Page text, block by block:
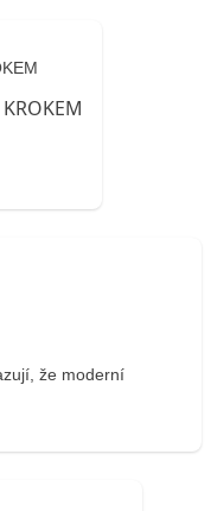
že moderní